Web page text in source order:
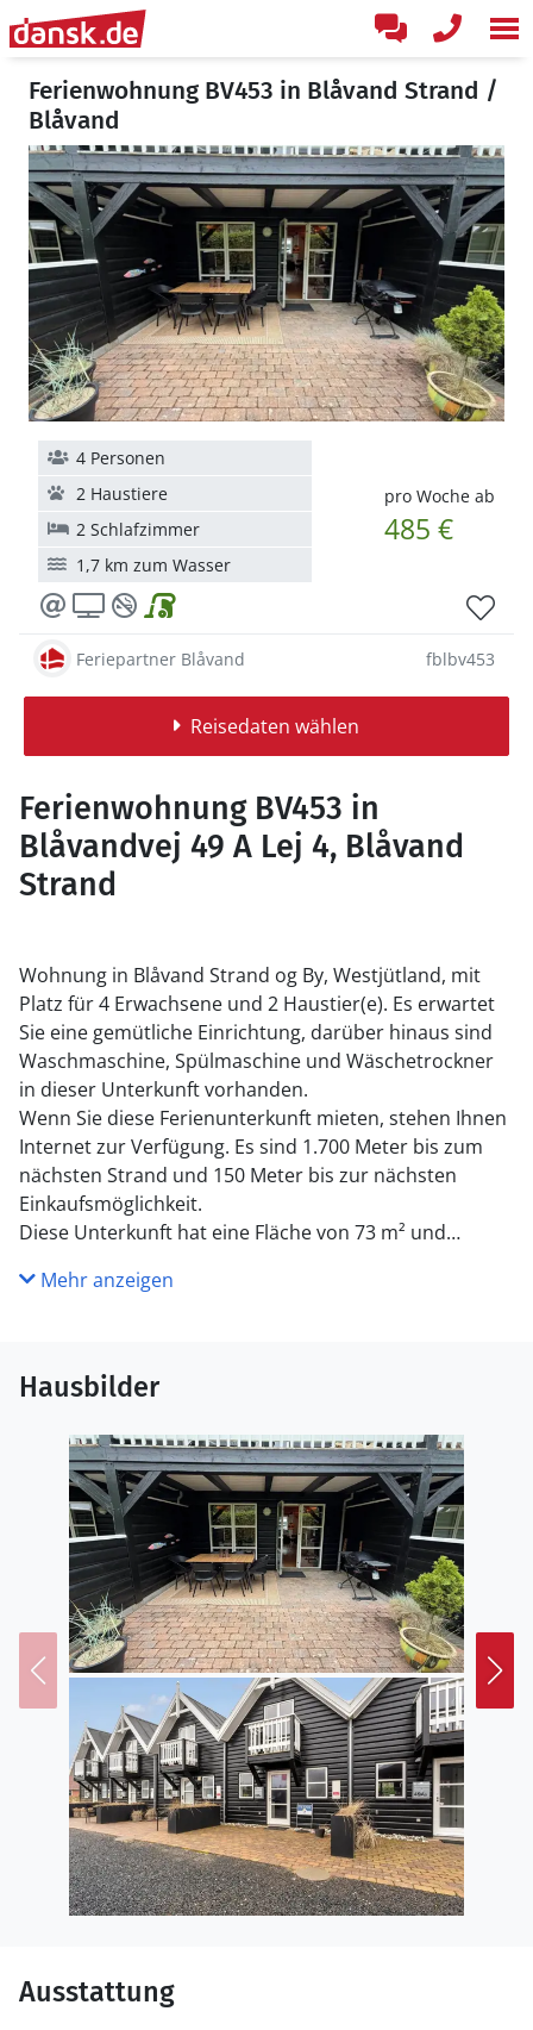
Ferienwohnung BV453 in Blåvand Strand /
Blåvand
pro Woche ab
485 €
4 Personen
2 Haustiere
2 Schlafzimmer
1,7 km zum Wasser
Feriepartner Blåvand fblbv453
Reisedaten wählen
Ferienwohnung BV453 in
Blåvandvej 49 A Lej 4, Blåvand
Strand
Wohnung in Blåvand Strand og By, Westjütland, mit
Platz für 4 Erwachsene und 2 Haustier(e). Es erwartet
Sie eine gemütliche Einrichtung, darüber hinaus sind
Waschmaschine, Spülmaschine und Wäschetrockner
in dieser Unterkunft vorhanden.
Wenn Sie diese Ferienunterkunft mieten, stehen Ihnen
Internet zur Verfügung. Es sind 1.700 Meter bis zum
nächsten Strand und 150 Meter bis zur nächsten
Einkaufsmöglichkeit.
Diese Unterkunft hat eine Fläche von 73 m² und
Mehr anzeigen
Hausbilder
Ausstattung